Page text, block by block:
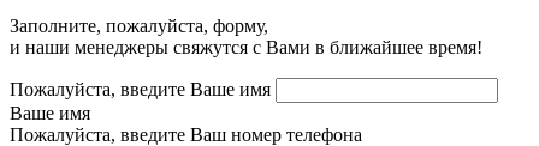
Заполните, пожалуйста, форму,
и наши менеджеры свяжутся с Вами в ближайшее время!
Пожалуйста, введите Ваше имя
Ваше имя
Пожалуйста, введите Ваш номер телефона